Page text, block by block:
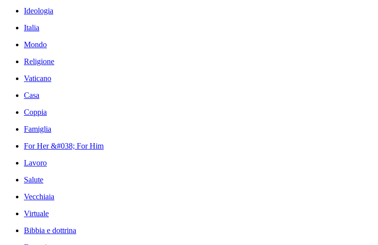
Ideologia
Italia
Mondo
Religione
Vaticano
Casa
Coppia
Famiglia
For Her &#038; For Him
Lavoro
Salute
Vecchiaia
Virtuale
Bibbia e dottrina